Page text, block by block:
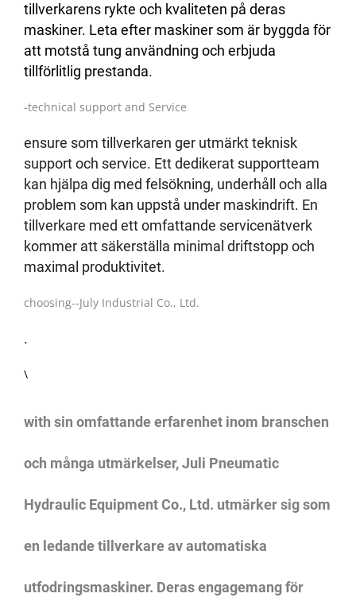
tillverkarens rykte och kvaliteten på deras
maskiner. Leta efter maskiner som är byggda för
att motstå tung användning och erbjuda
tillförlitlig prestanda.
-technical support and Service
ensure som tillverkaren ger utmärkt teknisk
support och service. Ett dedikerat supportteam
kan hjälpa dig med felsökning, underhåll och alla
problem som kan uppstå under maskindrift. En
tillverkare med ett omfattande servicenätverk
kommer att säkerställa minimal driftstopp och
maximal produktivitet.
choosing--July Industrial Co., Ltd.
.
\
with sin omfattande erfarenhet inom branschen
och många utmärkelser, Juli Pneumatic
Hydraulic Equipment Co., Ltd. utmärker sig som
en ledande tillverkare av automatiska
utfodringsmaskiner. Deras engagemang för